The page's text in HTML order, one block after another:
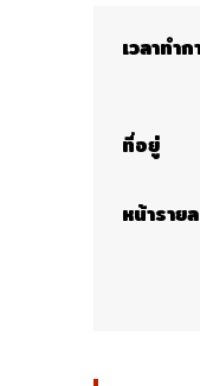
เวลาทำก
ที่อยู่
หน้าราย